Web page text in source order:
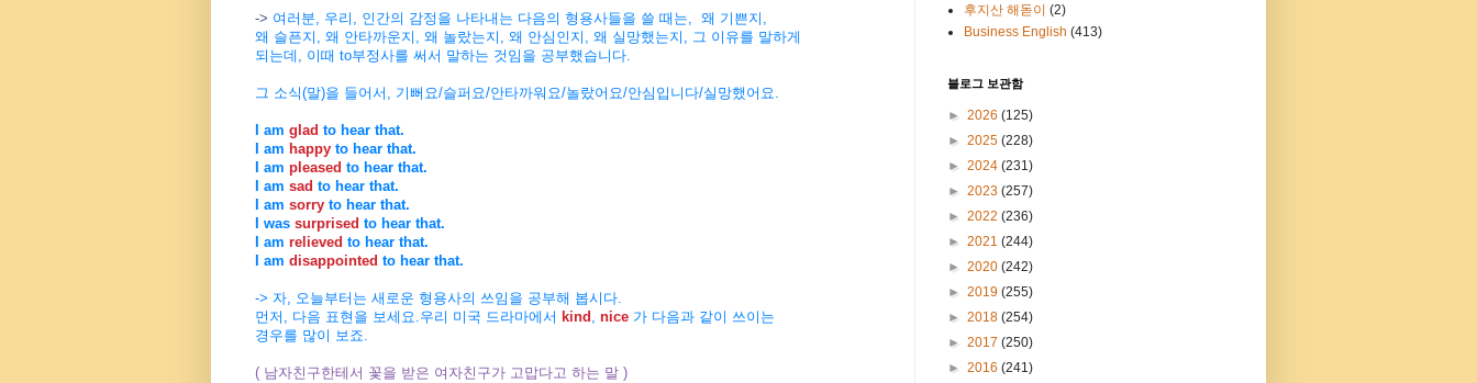
-> 여러분, 우리, 인간의 감정을 나타내는 다음의 형용사들을 쓸 때는, 왜 기쁜지,
왜 슬픈지, 왜 안타까운지, 왜 놀랐는지, 왜 안심인지, 왜 실망했는지, 그 이유를 말하게
되는데, 이때 to부정사를 써서 말하는 것임을 공부했습니다.
그 소식(말)을 들어서, 기뻐요/슬퍼요/안타까워요/놀랐어요/안심입니다/실망했어요.
I am glad to hear that.
I am happy to hear that.
I am pleased to hear that.
I am sad to hear that.
I am sorry to hear that.
I was surprised to hear that.
I am relieved to hear that.
I am disappointed to hear that.
-> 자, 오늘부터는 새로운 형용사의 쓰임을 공부해 봅시다.
먼저, 다음 표현을 보세요.우리 미국 드라마에서 kind , nice 가 다음과 같이 쓰이는
경우를 많이 보죠.
( 남자친구한테서 꽃을 받은 여자친구가 고맙다고 하는 말 )
후지산 해돋이 (2)
Business English (413)
블로그 보관함
► 2026 (125)
► 2025 (228)
► 2024 (231)
► 2023 (257)
► 2022 (236)
► 2021 (244)
► 2020 (242)
► 2019 (255)
► 2018 (254)
► 2017 (250)
► 2016 (241)